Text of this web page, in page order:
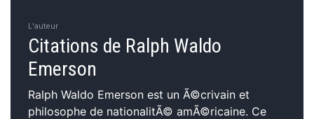
L'auteur
Citations de Ralph Waldo
Emerson
Ralph Waldo Emerson est un Ã©crivain et
philosophe de nationalitÃ© amÃ©ricaine. Ce